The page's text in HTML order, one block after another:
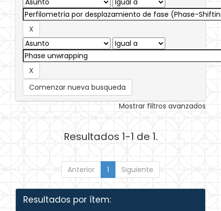
Comenzar nueva busqueda
Mostrar filtros avanzados
Resultados 1-1 de 1.
Anterior 1 Siguiente
Resultados por ítem: